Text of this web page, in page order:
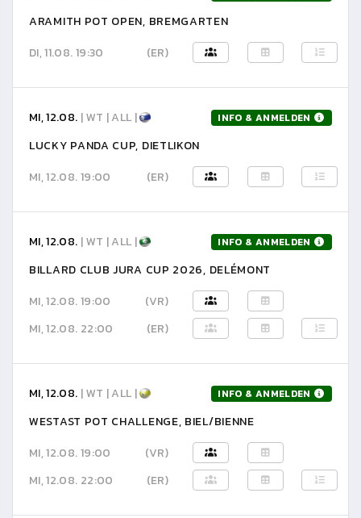
ARAMITH POT OPEN, BREMGARTEN
DI, 11.08. 19:30
(ER)
MI, 12.08. | WT | ALL | INFO & ANMELDEN
LUCKY PANDA CUP, DIETLIKON
MI, 12.08. 19:00
(ER)
MI, 12.08. | WT | ALL | INFO & ANMELDEN
BILLARD CLUB JURA CUP 2026, DELÉMONT
MI, 12.08. 19:00
(VR)
MI, 12.08. 22:00
(ER)
MI, 12.08. | WT | ALL | INFO & ANMELDEN
WESTAST POT CHALLENGE, BIEL/BIENNE
MI, 12.08. 19:00
(VR)
MI, 12.08. 22:00
(ER)